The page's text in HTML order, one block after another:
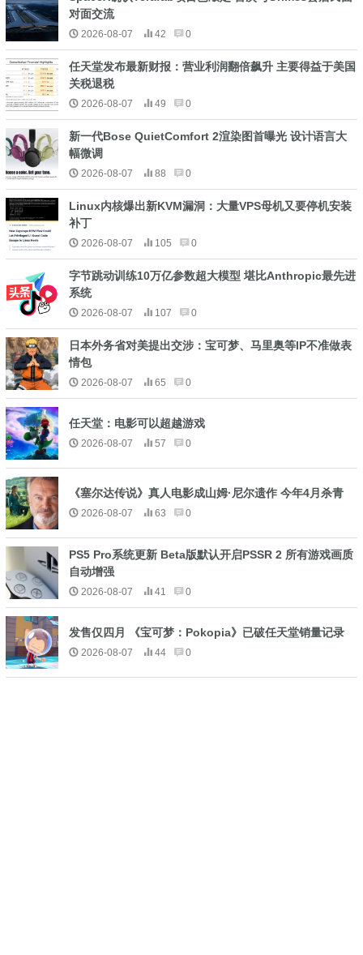
对面交流
2026-08-07 42 0
任天堂发布最新财报：营业利润翻倍飙升 主要得益于美国
关税退税
2026-08-07 49 0
新一代Bose QuietComfort 2渲染图首曝光 设计语言大
幅微调
2026-08-07 88 0
Linux内核爆出新KVM漏洞：大量VPS母机又要停机安装
补丁
2026-08-07 105 0
字节跳动训练10万亿参数超大模型 堪比Anthropic最先进
系统
2026-08-07 107 0
日本外务省对美提出交涉：宝可梦、马里奥等IP不准做表
情包
2026-08-07 65 0
任天堂：电影可以超越游戏
2026-08-07 57 0
《塞尔达传说》真人电影成山姆·尼尔遗作 今年4月杀青
2026-08-07 63 0
PS5 Pro系统更新 Beta版默认开启PSSR 2 所有游戏画质
自动增强
2026-08-07 41 0
发售仅四月 《宝可梦：Pokopia》已破任天堂销量记录
2026-08-07 44 0